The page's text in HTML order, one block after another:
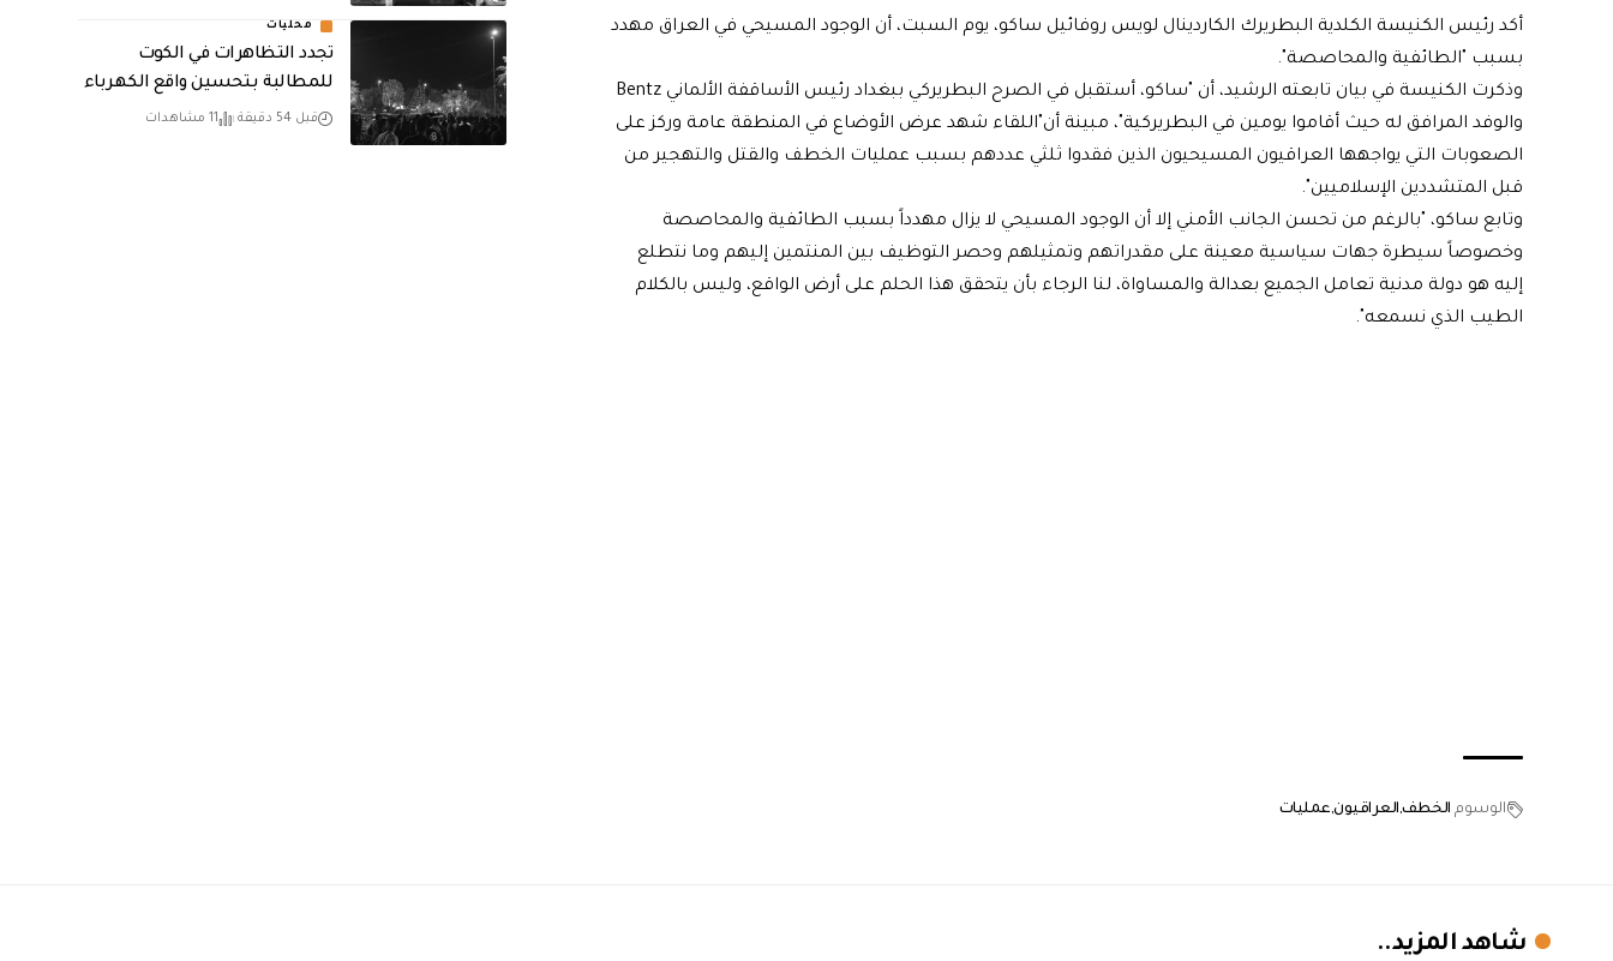
أكد رئيس الكنيسة الكلدية البطريرك الكاردينال لويس روفائيل ساكو، يوم السبت، أن الوجود المسيحي في العراق مهدد
بسبب "الطائفية والمحاصصة".
وذكرت الكنيسة في بيان تابعته الرشيد، أن "ساكو، أستقبل في الصرح البطريركي ببغداد رئيس الأساقفة الألماني Bentz
والوفد المرافق له حيث أقاموا يومين في البطريركية"، مبينة أن"اللقاء شهد عرض الأوضاع في المنطقة عامة وركز على
الصعوبات التي يواجهها العراقيون المسيحيون الذين فقدوا ثلثي عددهم بسبب عمليات الخطف والقتل والتهجير من
قبل المتشددين الإسلاميين".
وتابع ساكو، "بالرغم من تحسن الجانب الأمني إلا أن الوجود المسيحي لا يزال مهدداً بسبب الطائفية والمحاصصة
وخصوصاً سيطرة جهات سياسية معينة على مقدراتهم وتمثيلهم وحصر التوظيف بين المنتمين إليهم وما نتطلع
إليه هو دولة مدنية تعامل الجميع بعدالة والمساواة، لنا الرجاء بأن يتحقق هذا الحلم على أرض الواقع، وليس بالكلام
الطيب الذي نسمعه".
الوسوم الخطف العراقيون عمليات
محليات
تجدد التظاهرات في الكوت
للمطالبة بتحسين واقع الكهرباء
قبل 54 دقيقة 11 مشاهدات
شاهد المزيد..